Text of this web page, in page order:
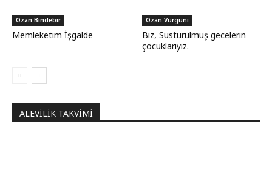
Ozan Bindebir
Memleketim İşgalde
Ozan Vurguni
Biz, Susturulmuş gecelerin
çocuklarıyız.
ALEVILIK TAKVIMI